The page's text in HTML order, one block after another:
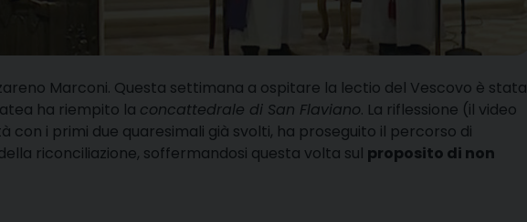
Marconi. Questa settimana a ospitare la lectio del Vescovo è stata
ha riempito la concattedrale di San Flaviano. La riflessione (il video
con i primi due quaresimali già svolti, ha proseguito il percorso di
riconciliazione, soffermandosi questa volta sul proposito di non